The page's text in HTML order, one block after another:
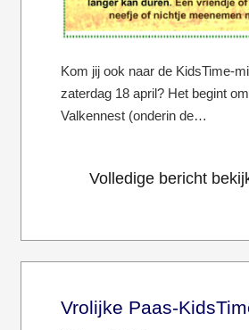
Kom jij ook naar de KidsTime-
zaterdag 18 april? Het begint om
Valkennest (onderin de…
Volledige bericht
Vrolijke Paas-